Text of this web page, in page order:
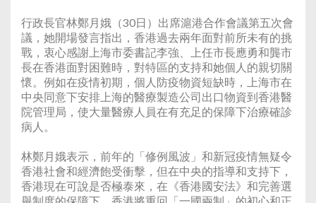
行政長官林鄭月娥（30日）出席滬港合作會議第五次會
議，她開場發言指出，香港過去兩年面對前所未有的挑
戰，衷心感謝上海市委書記李強、上任市長應勇和龔市
長在香港面對困難時，對特區的支持和她個人的親切關
懷。例如在疫情初期，個人防疫物資短缺時，上海市在
中央同意下安排上海的醫療製造公司出口物資到香港醫
院管理局，使大量醫療人員在有充足的保障下治療確診
病人。
林鄭月娥表示，前年的「修例風波」和新冠疫情無疑令
香港社會和經濟飽受衝擊，但在中央的指導和支持下，
香港現在可說是否極泰來，在《香港國安法》和完善選
舉制度的保障下，香港將重回「一國兩制」的初心和正